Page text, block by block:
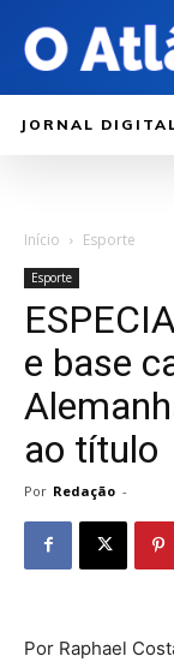
JORNAL
Início Esporte
Esporte
e base
ao título
Por Redação -
Por Raphael